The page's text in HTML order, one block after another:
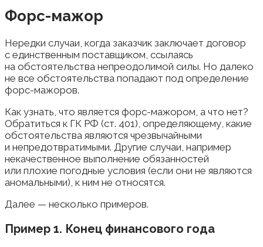
Форс-мажор
Нередки случаи, когда заказчик заключает договор
с единственным поставщиком, ссылаясь
на обстоятельства непреодолимой силы. Но далеко
не все обстоятельства попадают под определение
форс-мажоров.
Как узнать, что является форс-мажором, а что нет?
Обратиться к ГК РФ (ст. 401), определяющему, какие
обстоятельства являются чрезвычайными
и непредотвратимыми. Другие случаи, например
некачественное выполнение обязанностей
или плохие погодные условия (если они не являются
аномальными), к ним не относятся.
Далее — несколько примеров.
Пример 1. Конец финансового года